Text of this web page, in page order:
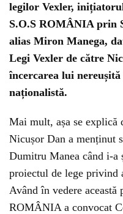
legilor Vexler,
S.O.S ROMÂNIA prin
alias Miron Manega,
Legi Vexler de către
încercarea lui
naționalistă.
Mai mult, așa se explică
Nicușor Dan a menținut
Dumitru Manea când i-
proiectul de lege privind
Având în vedere
ROMÂNIA a convocat